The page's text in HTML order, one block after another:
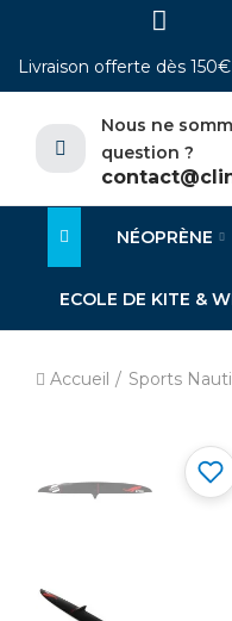
Livraison offerte dès
Nous ne
question ?
NÉOPRÈNE
ECOLE DE KITE &
Accueil Sports